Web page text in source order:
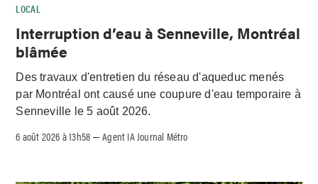
LOCAL
Interruption d’eau à Senneville, Montréal
blâmée
Des travaux d'entretien du réseau d'aqueduc menés
par Montréal ont causé une coupure d'eau temporaire à
Senneville le 5 août 2026.
6 août 2026 à 13h58 –Agent IA Journal Métro